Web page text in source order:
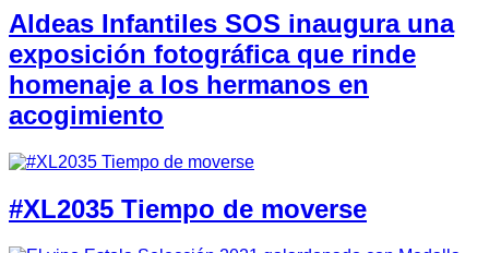
Aldeas Infantiles SOS inaugura una
exposición fotográfica que rinde
homenaje a los hermanos en
acogimiento
#XL2035 Tiempo de moverse